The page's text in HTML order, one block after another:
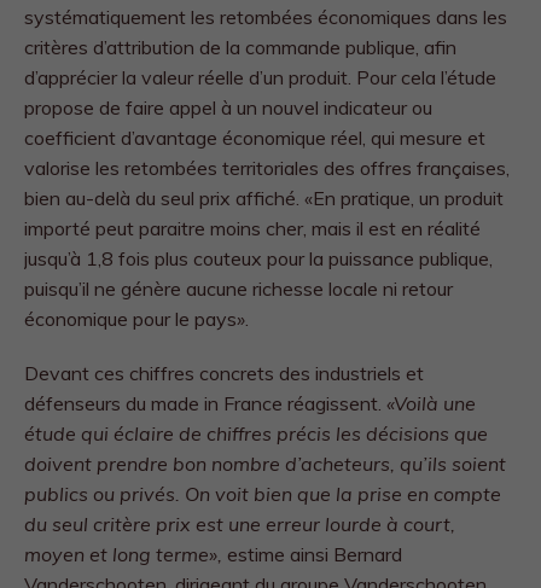
systématiquement les retombées économiques dans les
critères d’attribution de la commande publique, afin
d’apprécier la valeur réelle d’un produit. Pour cela l’étude
propose de faire appel à un nouvel indicateur ou
coefficient d’avantage économique réel, qui mesure et
valorise les retombées territoriales des offres françaises,
bien au-delà du seul prix affiché. «En pratique, un produit
importé peut paraitre moins cher, mais il est en réalité
jusqu’à 1,8 fois plus couteux pour la puissance publique,
puisqu’il ne génère aucune richesse locale ni retour
économique pour le pays».
Devant ces chiffres concrets des industriels et
défenseurs du made in France réagissent. «Voilà une
étude qui éclaire de chiffres précis les décisions que
doivent prendre bon nombre d’acheteurs, qu’ils soient
publics ou privés. On voit bien que la prise en compte
du seul critère prix est une erreur lourde à court,
moyen et long terme», estime ainsi Bernard